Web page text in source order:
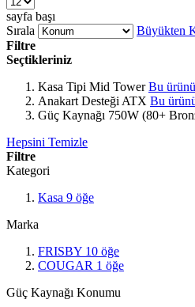
sayfa başı
Sırala
Büyükten
Filtre
Seçtikleriniz
Kasa Tipi Mid Tower Bu
Anakart Desteği ATX Bu
Güç Kaynağı 750W (80+
Hepsini Temizle
Filtre
Kategori
Kasa 9 öğe
Marka
FRISBY 10 öğe
COUGAR 1 öğe
Güç Kaynağı Konumu